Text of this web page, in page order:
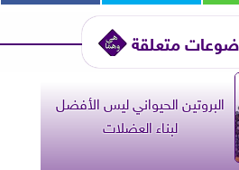
متعلقة
البروتين الحيواني ليس الأفضل
لبناء العضلات